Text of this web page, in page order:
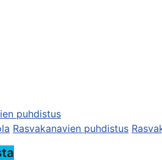
puhdistus
Rasvakanavien puhdistus